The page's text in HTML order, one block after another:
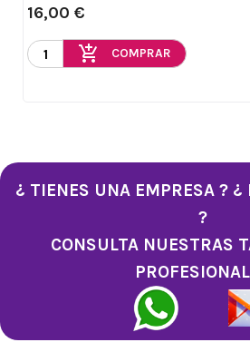
16,00 €
add_shopping_cart COMPRAR
¿ TIENES UNA EMPRESA ? ¿
?
CONSULTA NUESTRAS